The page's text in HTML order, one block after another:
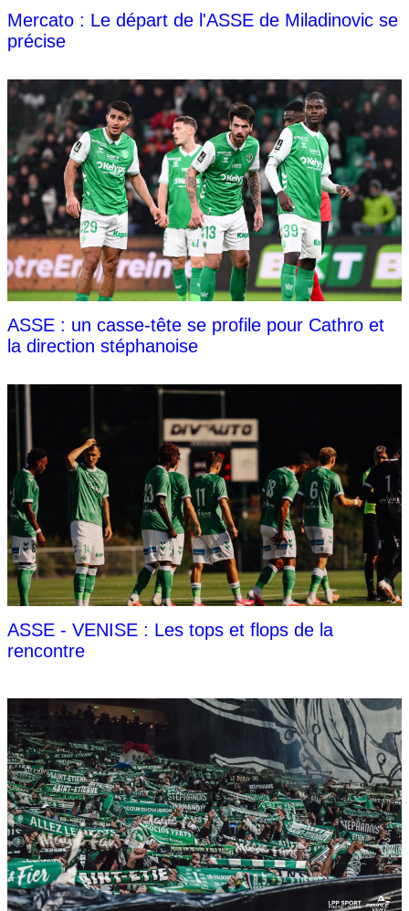
Mercato : Le départ de l'ASSE de Miladinovic se
précise
ASSE : un casse-tête se profile pour Cathro et
la direction stéphanoise
ASSE - VENISE : Les tops et flops de la
rencontre